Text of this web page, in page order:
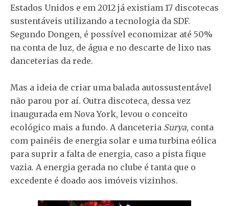
Estados Unidos e em 2012 já existiam 17 discotecas
sustentáveis utilizando a tecnologia da SDF.
Segundo Dongen, é possível economizar até 50%
na conta de luz, de água e no descarte de lixo nas
danceterias da rede.
Mas a ideia de criar uma balada autossustentável
não parou por aí. Outra discoteca, dessa vez
inaugurada em Nova York, levou o conceito
ecológico mais a fundo. A danceteria Surya, conta
com painéis de energia solar e uma turbina eólica
para suprir a falta de energia, caso a pista fique
vazia. A energia gerada no clube é tanta que o
excedente é doado aos imóveis vizinhos.